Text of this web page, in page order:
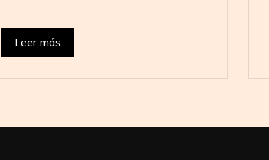
Leer más